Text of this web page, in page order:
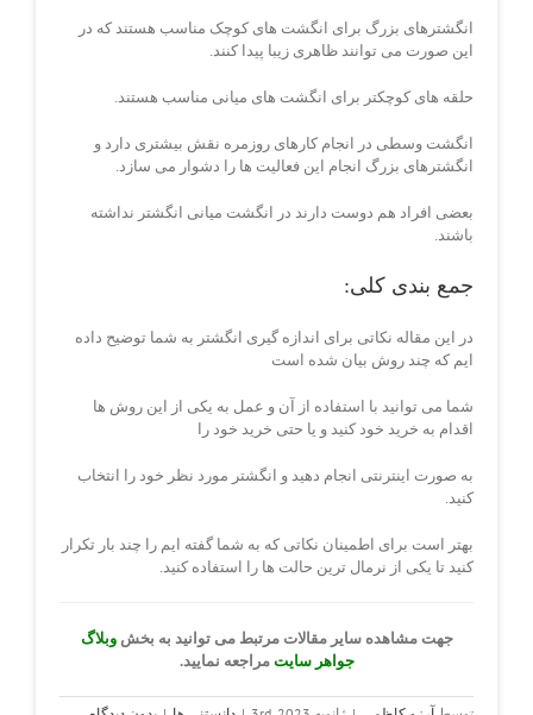
انگشترهای بزرگ برای انگشت های کوچک مناسب هستند که در
این صورت می توانند ظاهری زیبا پیدا کنند.
حلقه های کوچکتر برای انگشت های میانی مناسب هستند.
انگشت وسطی در انجام کارهای روزمره نقش بیشتری دارد و
انگشترهای بزرگ انجام این فعالیت ها را دشوار می سازد.
بعضی افراد هم دوست دارند در انگشت میانی انگشتر نداشته
باشند.
جمع بندی کلی:
در این مقاله نکاتی برای اندازه گیری انگشتر به شما توضیح داده
ایم که چند روش بیان شده است
شما می توانید با استفاده از آن و عمل به یکی از این روش ها
اقدام به خرید خود کنید و یا حتی خرید خود را
به صورت اینترنتی انجام دهید و انگشتر مورد نظر خود را انتخاب
کنید.
بهتر است برای اطمینان نکاتی که به شما گفته ایم را چند بار تکرار
کنید تا یکی از نرمال ترین حالت ها را استفاده کنید.
جهت مشاهده سایر مقالات مرتبط می توانید به بخشوبلاگ
جواهر سایت مراجعه نمایید.